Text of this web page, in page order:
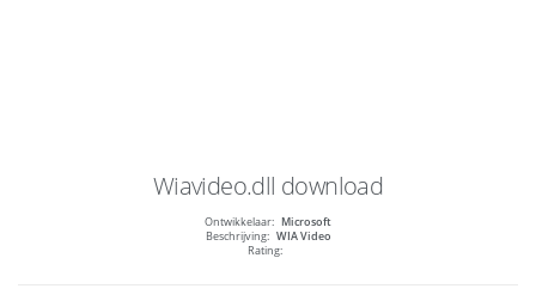
Wiavideo.dll download
Ontwikkelaar: Microsoft
Beschrijving: WIA Video
Rating: